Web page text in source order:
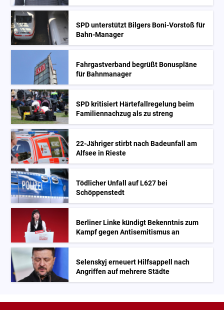
SPD unterstützt Bilgers Boni-Vorstoß für
Bahn-Manager
Fahrgastverband begrüßt Bonuspläne
für Bahnmanager
SPD kritisiert Härtefallregelung beim
Familiennachzug als zu streng
22-Jähriger stirbt nach Badeunfall am
Alfsee in Rieste
Tödlicher Unfall auf L627 bei
Schöppenstedt
Berliner Linke kündigt Bekenntnis zum
Kampf gegen Antisemitismus an
Selenskyj erneuert Hilfsappell nach
Angriffen auf mehrere Städte